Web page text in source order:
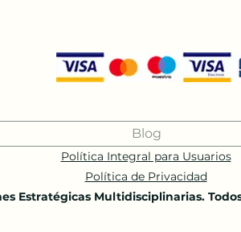
Blog
Política Integral para Usuarios
Política de Privacidad
Estratégicas Multidisciplinarias.